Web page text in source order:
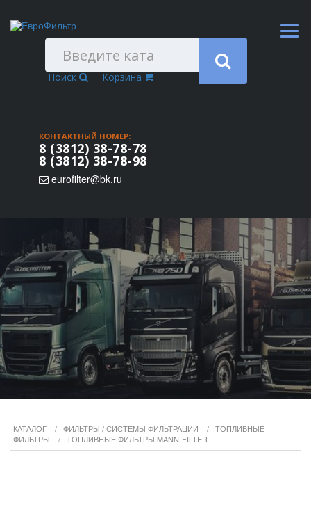
Поиск Корзина
КОНТАКТНЫЙ НОМЕР:
8 (3812) 38-78-78
8 (3812) 38-78-98
eurofilter@bk.ru
КАТАЛОГ / ФИЛЬТРЫ / СИСТЕМЫ ФИЛЬТРАЦИИ / ТОПЛИВНЫЕ
ФИЛЬТРЫ / ТОПЛИВНЫЕ ФИЛЬТРЫ MANN-FILTER